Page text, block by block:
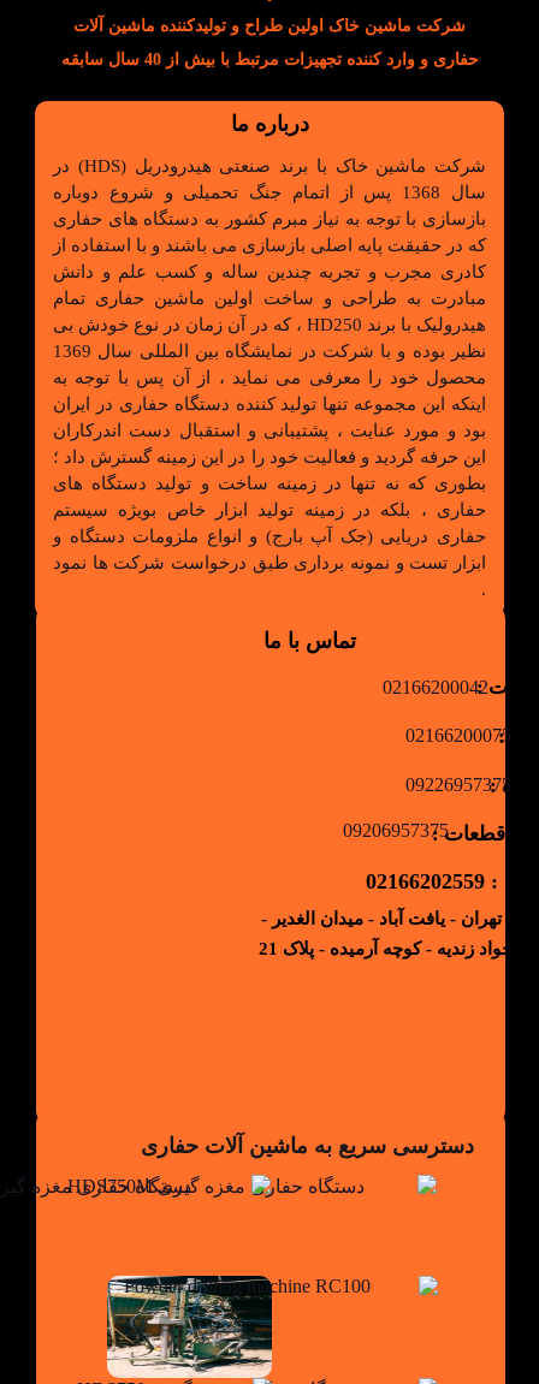
شرکت ماشین خاک اولین طراح و تولیدکننده ماشین آلات
حفاری و وارد کننده تجهیزات مرتبط با بیش از 40 سال سابقه
درباره ما
شرکت ماشین خاک با برند صنعتی هیدرودریل (HDS) در
سال 1368 پس از اتمام جنگ تحمیلی و شروع دوباره
بازسازی با توجه به نیاز مبرم کشور به دستگاه های حفاری
که در حقیقت پایه اصلی بازسازی می باشند و با استفاده از
کادری مجرب و تجربه چندین ساله و کسب علم و دانش
مبادرت به طراحی و ساخت اولین ماشین حفاری تمام
هیدرولیک با برند HD250 ، که در آن زمان در نوع خودش بی
نظیر بوده و با شرکت در نمایشگاه بین المللی سال 1369
محصول خود را معرفی می نماید ، از آن پس با توجه به
اینکه این مجموعه تنها تولید کننده دستگاه حفاری در ایران
بود و مورد عنایت ، پشتیبانی و استقبال دست اندرکاران
این حرفه گردید و فعالیت خود را در این زمینه گسترش داد ؛
بطوری که نه تنها در زمینه ساخت و تولید دستگاه های
حفاری ، بلکه در زمینه تولید ابزار خاص بویژه سیستم
حفاری دریایی (جک آپ بارج) و انواع ملزومات دستگاه و
ابزار تست و نمونه برداری طبق درخواست شرکت ها نمود
.
تماس با ما
:
02166200042
:
02166200075
:
09226957375
قطعات :09206957375
02166202559
: تهران - یافت آباد - میدان الغدیر -
جواد زندیه - کوچه آرمیده - پلاک 21
دسترسی سریع به ماشین آلات حفاری